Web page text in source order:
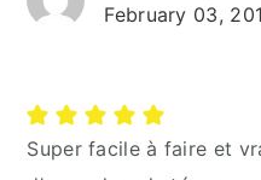
February 03,
Super facile à faire et